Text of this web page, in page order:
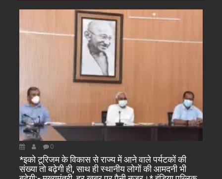
0
*इको टूरिजम के विकास से राज्य में आने वाले पर्यटकों की
संख्या तो बढ़ेगी ही, साथ ही स्थानीय लोगों की आमदनी भी